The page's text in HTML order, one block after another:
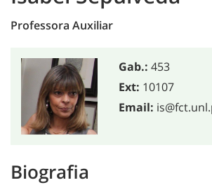
Professora Auxiliar
Gab.: 453
Ext: 10107
Email:
Biografia